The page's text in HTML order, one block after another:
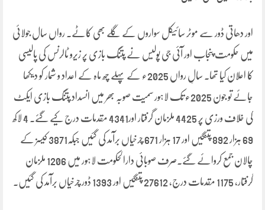
اور دھاتی ڈور سے موٹر سائیکل سواروں کے گلے بھی کاٹے۔ رواں سال جولائی
میں حکومت پنجاب اور آئی جی پولیس نے پتنگ بازی پر زیرو ٹالرنس کی پالیسی
کا اعلان کیا تھا۔ سالِ رواں 2025ء کے پہلے چھ ماہ کے اعداد و شمار کو دیکھا
جائے تو جون 2025ء تک لاہور سمیت صوبہ بھر میں انسداد پتنگ بازی ایکٹ
کی خلاف ورزی پر 4425 ملزمان گرفتار اور4341 مقدمات درج کیے گئے۔ 4 لاکھ
69 ہزار 892 پتنگیں اور 17 ہزار 671 چرخیاں برآمد کی گئیں جبکہ3871 کیسز کے
چالان جمع کروائے گئے۔صرف صوبائی دارالحکومت لاہور میں 1206 ملزمان
گرفتار، 1175 مقدمات درج، 27612 پتنگیں اور 1393 ڈور چرخیاں برآمد کی گئیں۔